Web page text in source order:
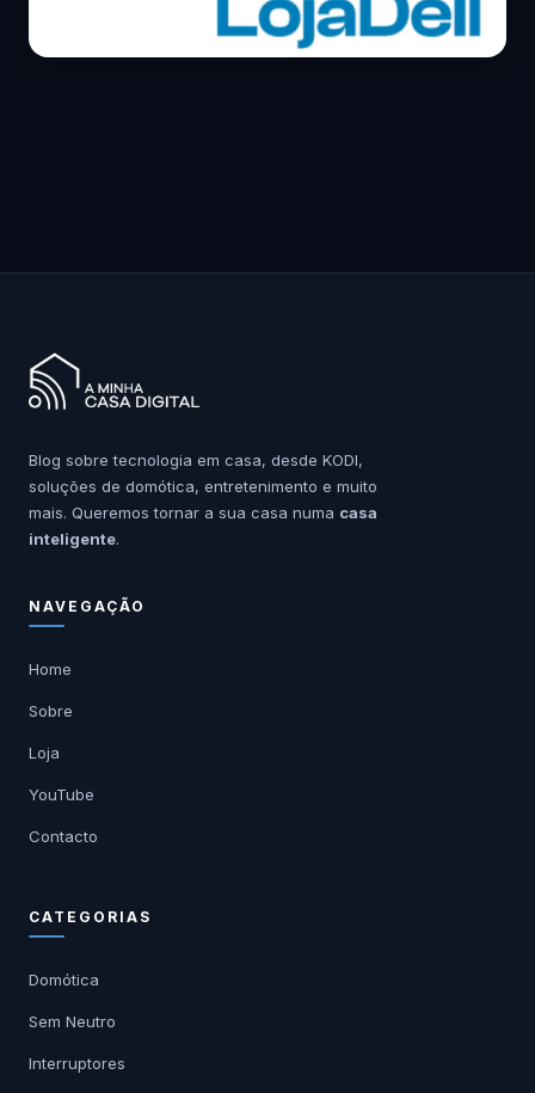
Blog sobre tecnologia em casa, desde KODI,
soluções de domótica, entretenimento e muito
mais. Queremos tornar a sua casa numa casa
inteligente.
NAVEGAÇÃO
Home
Sobre
Loja
YouTube
Contacto
CATEGORIAS
Domótica
Sem Neutro
Interruptores